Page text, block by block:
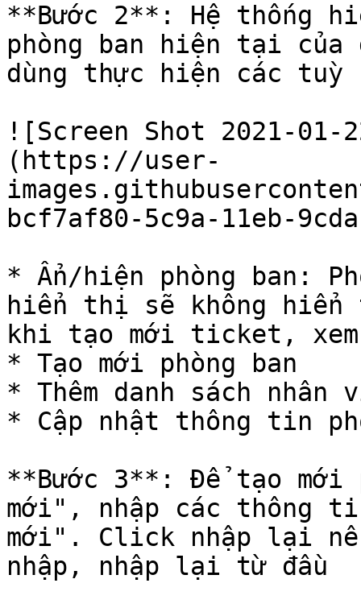
**Bước 2**: Hệ thống
phòng ban hiện tại của
dùng thực hiện các tuỳ
![Screen Shot 2021-
(https://user-
bcf7af80-5c9a-11eb-
* Ẩn/hiện phòng ban:
hiển thị sẽ không hiển
khi tạo mới ticket,
* Tạo mới phòng ban
* Thêm danh sách nhân
* Cập nhật thông tin
**Bước 3**: Để tạo mới
mới", nhập các thông
mới". Click nhập lại
nhập, nhập lại từ đầu